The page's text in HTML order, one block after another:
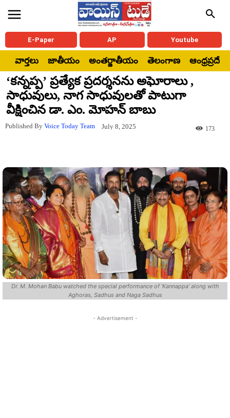
E-Paper AP Youtube
వార్తలు జాతీయం అంతర్జాతీయం తెలంగాణ ఆంధ్రప్రదేశ్
‘కన్నప్ప’ ప్రత్యేక ప్రదర్శనను అఘోరాలు ,
సాధువులు, నాగ సాధువులతో పాటుగా
వీక్షించిన డా. ఎం. మోహన్ బాబు
Published By Voice Today Team July 8, 2025 173
Dr. M. Mohan Babu watched the special performance of ‘Kannappa’ along with
Aghoras, Sadhus and Naga Sadhus
- Advertisement -